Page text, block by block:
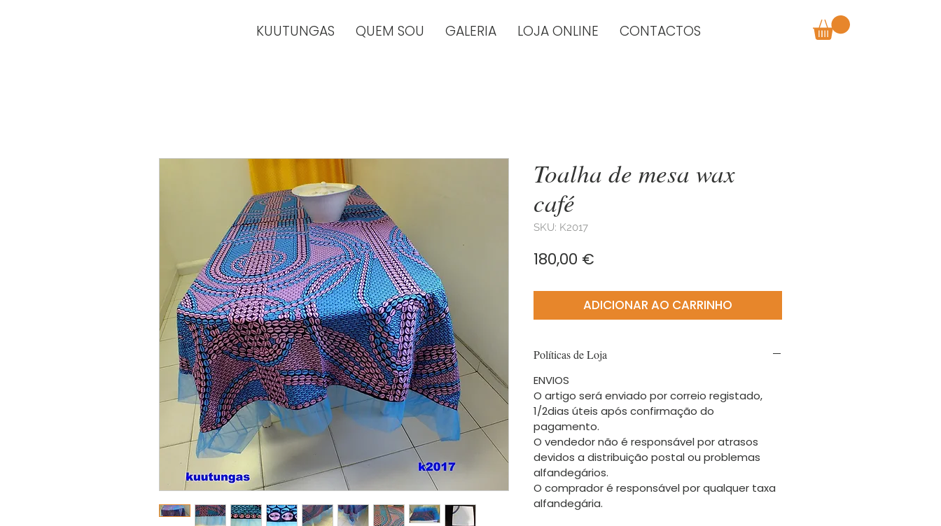
KUUTUNGAS QUEM SOU GALERIA LOJA ONLINE CONTACTOS
Toalha de mesa wax
café
SKU: K2017
180,00 €
ADICIONAR AO CARRINHO
Políticas de Loja
ENVIOS
O artigo será enviado por correio registado,
1/2dias úteis após confirmação do
pagamento.
O vendedor não é responsável por atrasos
devidos a distribuição postal ou problemas
alfandegários.
O comprador é responsável por qualquer taxa
alfandegária.